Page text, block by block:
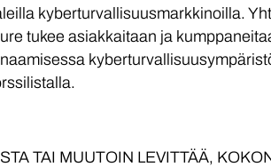
kyberturvallisuusmarkkinoilla.
tukee asiakkaitaan ja
TAI MUUTOIN LEVITTÄÄ,